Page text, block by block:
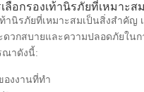
ลือกรองเท้านิรภัยที่เหมาะสม
ท้านิรภัยที่เหมาะสมเป็นสิ่งสำคัญ
วกสบายและความปลอดภัยในก
ณาดังนี้:
องงานที่ทำ